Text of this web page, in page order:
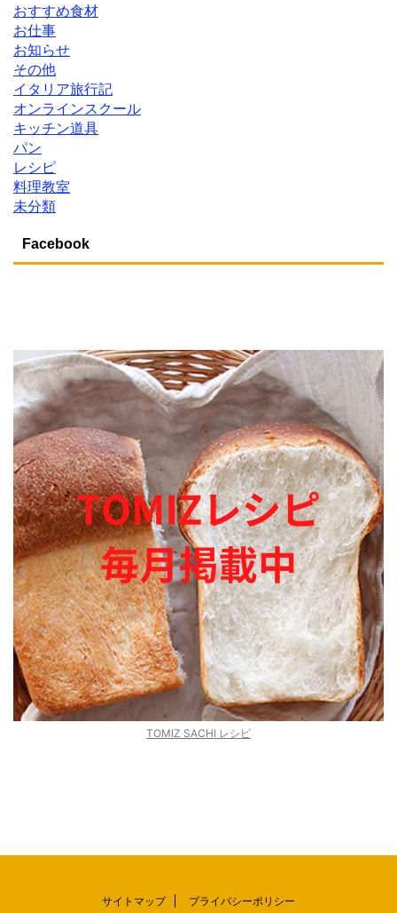
おすすめ食材
お仕事
お知らせ
その他
イタリア旅行記
オンラインスクール
キッチン道具
パン
レシピ
料理教室
未分類
Facebook
TOMIZ SACHI レシピ
サイトマップ プライバシーポリシー